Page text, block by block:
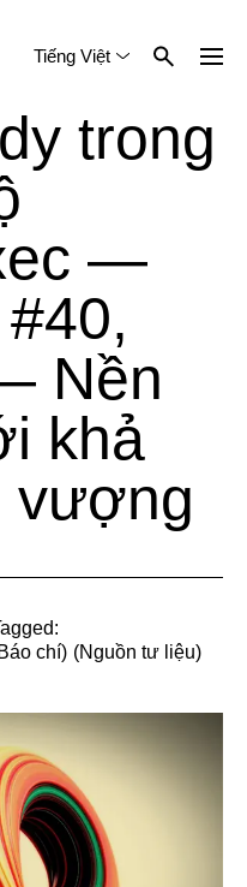
Tiếng Việt
trong
—
Nền
khả
vượng
Báo chí) (Nguồn tư liệu)